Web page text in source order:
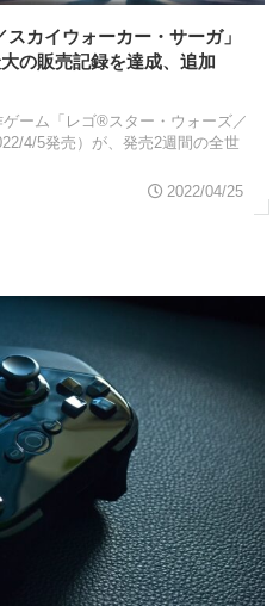
カイウォーカー・サーガ」
の販売記録を達成、追加
ーム「レゴ®スター・ウォーズ／
4/5発売）が、発売2週間の全世
2022/04/25